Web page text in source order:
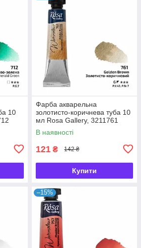
10
Фарба акварельна
золотисто-коричнева туба 10
мл Rosa Gallery, 3211761
В наявності
121 ₴ 142 ₴
Купити
–15%